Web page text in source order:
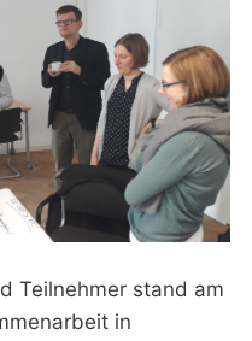
Teilnehmer stand am
in